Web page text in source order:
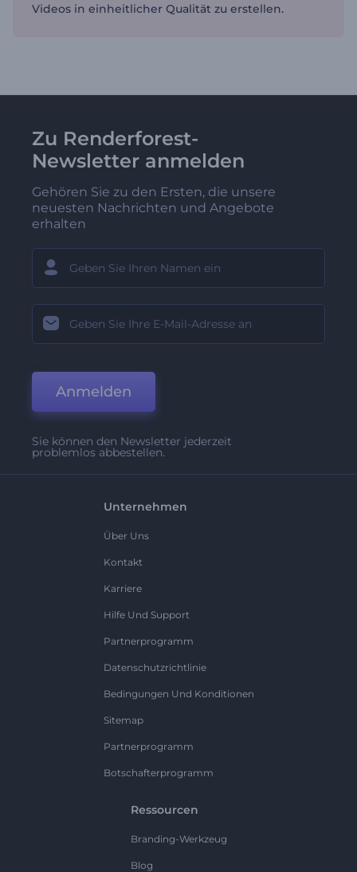
Videos in einheitlicher Qualität zu erstellen.
Zu Renderforest-
Newsletter anmelden
Gehören Sie zu den Ersten, die unsere
neuesten Nachrichten und Angebote
erhalten
Anmelden
Sie können den Newsletter jederzeit
problemlos abbestellen.
Unternehmen
Über Uns
Kontakt
Karriere
Hilfe Und Support
Partnerprogramm
Datenschutzrichtlinie
Bedingungen Und Konditionen
Sitemap
Partnerprogramm
Botschafterprogramm
Ressourcen
Branding-Werkzeug
Blog